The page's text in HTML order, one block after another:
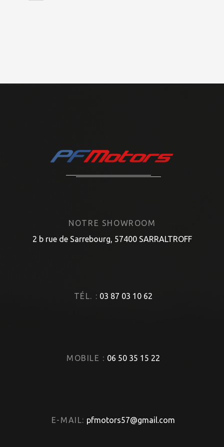
NOTRE SHOWROOM
2 b rue de Sarrebourg, 57400 SARRALTROFF
TÉL. : 03 87 03 10 62
MOBILE : 06 50 35 15 22
E-MAIL: pfmotors57@gmail.com